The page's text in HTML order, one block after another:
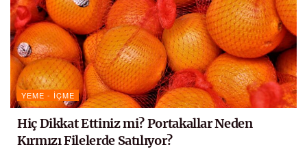
YEME - İÇME
Hiç Dikkat Ettiniz mi? Portakallar Neden
Kırmızı Filelerde Satılıyor?